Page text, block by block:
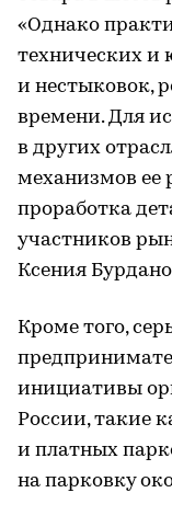
«Однако
технических и
и нестыковок,
времени. Для
в других
механизмов ее
проработка
участников
Ксения
Кроме того,
инициативы
России, такие
и платных
на парковку